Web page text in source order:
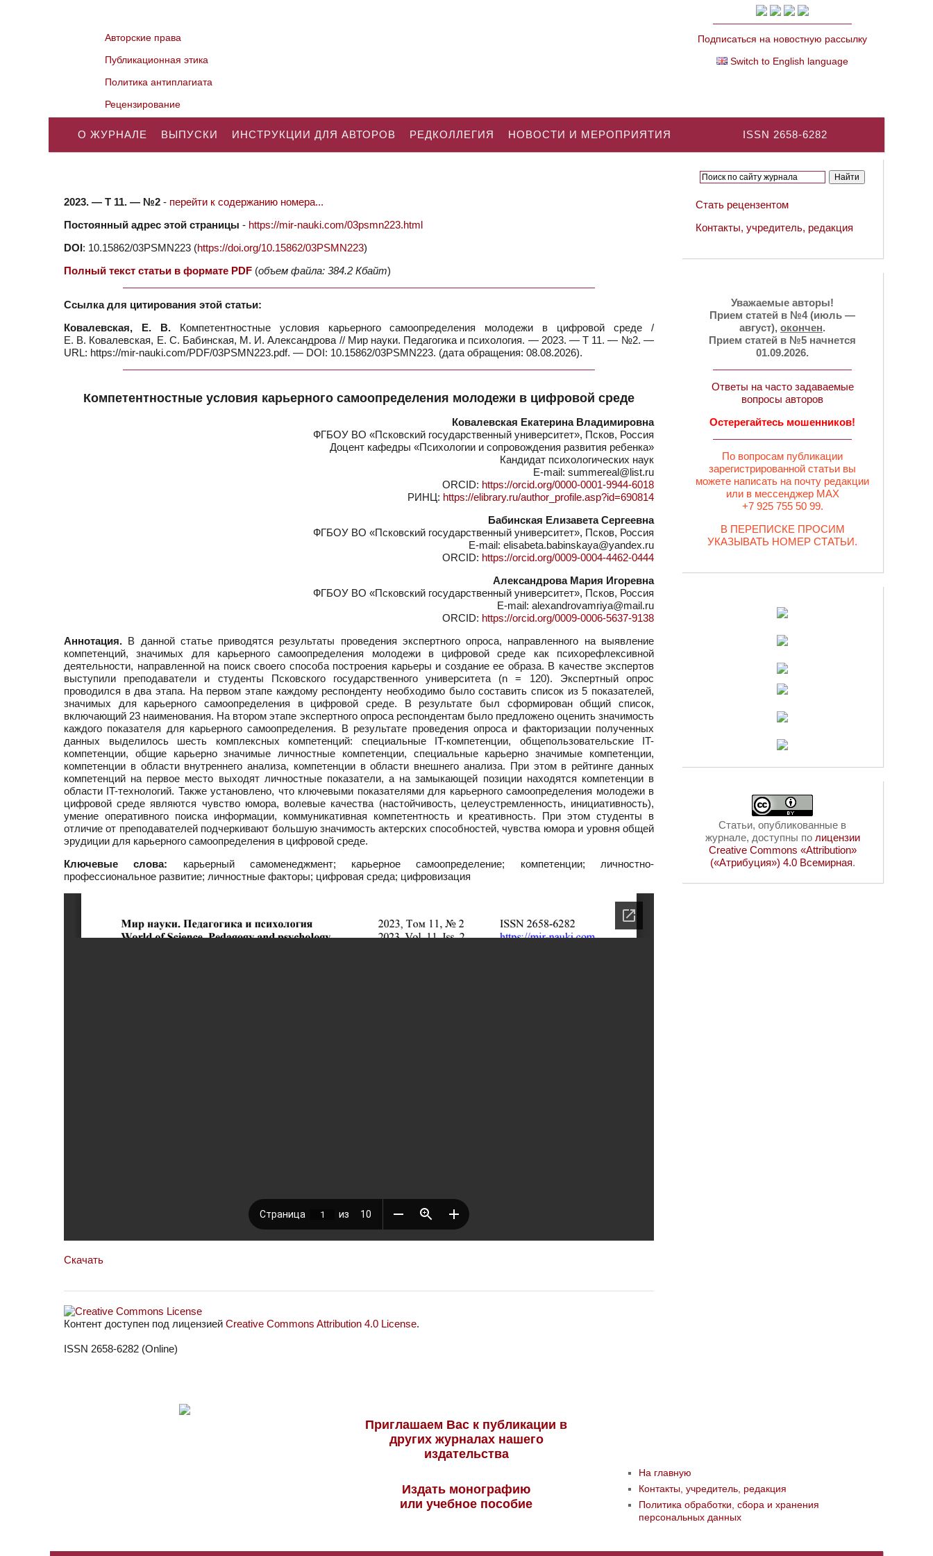
Авторские права
Публикационная этика
Политика антиплагиата
Рецензирование
Подписаться на новостную рассылку
Switch to English language
ISSN 2658-6282
О ЖУРНАЛЕ ВЫПУСКИ ИНСТРУКЦИИ ДЛЯ АВТОРОВ РЕДКОЛЛЕГИЯ НОВОСТИ И МЕРОПРИЯТИЯ
2023. — Т 11. — №2 - перейти к содержанию номера...
Постоянный адрес этой страницы - https://mir-nauki.com/03psmn223.html
DOI: 10.15862/03PSMN223 (https://doi.org/10.15862/03PSMN223)
Полный текст статьи в формате PDF (объем файла: 384.2 Кбайт)
Ссылка для цитирования этой статьи:
Ковалевская, Е. В.Компетентностные условия карьерного самоопределения молодежи в цифровой среде /
Е. В. Ковалевская, Е. С. Бабинская, М. И. Александрова // Мир науки. Педагогика и психология. — 2023. — Т 11. — №2. —
URL: https://mir-nauki.com/PDF/03PSMN223.pdf. — DOI: 10.15862/03PSMN223. (дата обращения: 08.08.2026).
Компетентностные условия карьерного самоопределения молодежи в цифровой среде
Ковалевская Екатерина Владимировна
ФГБОУ ВО «Псковский государственный университет», Псков, Россия
Доцент кафедры «Психологии и сопровождения развития ребенка»
Кандидат психологических наук
E-mail: summereal@list.ru
ORCID: https://orcid.org/0000-0001-9944-6018
РИНЦ: https://elibrary.ru/author_profile.asp?id=690814
Бабинская Елизавета Сергеевна
ФГБОУ ВО «Псковский государственный университет», Псков, Россия
E-mail: elisabeta.babinskaya@yandex.ru
ORCID: https://orcid.org/0009-0004-4462-0444
Александрова Мария Игоревна
ФГБОУ ВО «Псковский государственный университет», Псков, Россия
E-mail: alexandrovamriya@mail.ru
ORCID: https://orcid.org/0009-0006-5637-9138
Аннотация. В данной статье приводятся результаты проведения экспертного опроса, направленного на выявление
компетенций, значимых для карьерного самоопределения молодежи в цифровой среде как психорефлексивной
деятельности, направленной на поиск своего способа построения карьеры и создание ее образа. В качестве экспертов
выступили преподаватели и студенты Псковского государственного университета (n = 120). Экспертный опрос
проводился в два этапа. На первом этапе каждому респонденту необходимо было составить список из 5 показателей,
значимых для карьерного самоопределения в цифровой среде. В результате был сформирован общий список,
включающий 23 наименования. На втором этапе экспертного опроса респондентам было предложено оценить значимость
каждого показателя для карьерного самоопределения. В результате проведения опроса и факторизации полученных
данных выделилось шесть комплексных компетенций: специальные IT-компетенции, общепользовательские IT-
компетенции, общие карьерно значимые личностные компетенции, специальные карьерно значимые компетенции,
компетенции в области внутреннего анализа, компетенции в области внешнего анализа. При этом в рейтинге данных
компетенций на первое место выходят личностные показатели, а на замыкающей позиции находятся компетенции в
области IT-технологий. Также установлено, что ключевыми показателями для карьерного самоопределения молодежи в
цифровой среде являются чувство юмора, волевые качества (настойчивость, целеустремленность, инициативность),
умение оперативного поиска информации, коммуникативная компетентность и креативность. При этом студенты в
отличие от преподавателей подчеркивают большую значимость актерских способностей, чувства юмора и уровня общей
эрудиции для карьерного самоопределения в цифровой среде.
Ключевые слова: карьерный самоменеджмент; карьерное самоопределение; компетенции; личностно-
профессиональное развитие; личностные факторы; цифровая среда; цифровизация
Скачать
Контент доступен под лицензией Creative Commons Attribution 4.0 License.
ISSN 2658-6282 (Online)
Стать рецензентом
Контакты, учредитель, редакция
Уважаемые авторы!
Прием статей в №4 (июль —
август), окончен.
Прием статей в №5 начнется
01.09.2026.
Ответы на часто задаваемые
вопросы авторов
Остерегайтесь мошенников!
По вопросам публикации
зарегистрированной статьи вы
можете написать на почту редакции
или в мессенджер MAX
+7 925 755 50 99.
В ПЕРЕПИСКЕ ПРОСИМ
УКАЗЫВАТЬ НОМЕР СТАТЬИ.
Статьи, опубликованные в
журнале, доступны по лицензии
Creative Commons «Attribution»
(«Атрибуция») 4.0 Всемирная.
Приглашаем Вас к публикации в
других журналах нашего
издательства
Издать монографию
или учебное пособие
На главную
Контакты, учредитель, редакция
Политика обработки, сбора и хранения
персональных данных